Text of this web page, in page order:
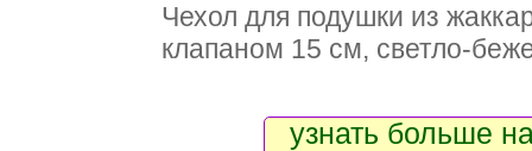
Чехол для подушки из
клапаном 15 см, светло-
узнать больше